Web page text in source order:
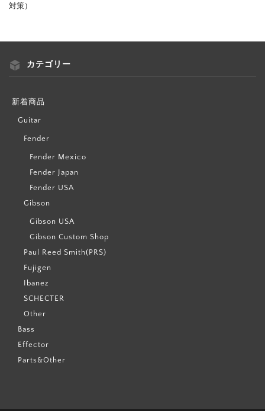
対策）
カテゴリー
新着商品
Guitar
Fender
Fender Mexico
Fender Japan
Fender USA
Gibson
Gibson USA
Gibson Custom Shop
Paul Reed Smith(PRS)
Fujigen
Ibanez
SCHECTER
Other
Bass
Effector
Parts&Other